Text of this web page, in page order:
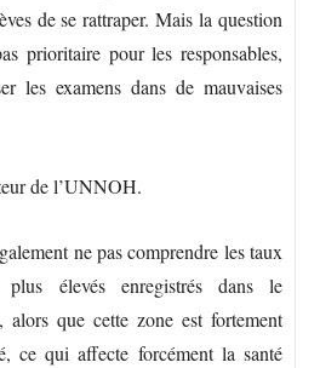
de se rattraper. Mais la question
prioritaire pour les responsables,
les examens dans de mauvaises
de l’UNNOH.
ne pas comprendre les taux
plus élevés enregistrés dans le
alors que cette zone est fortement
ce qui affecte forcément la santé